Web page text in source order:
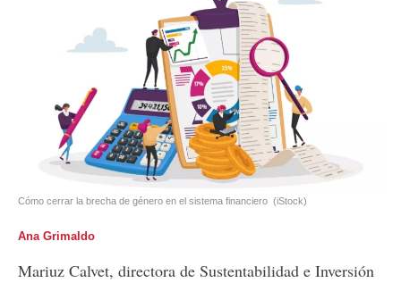
Cómo cerrar la brecha de género en el sistema financiero (iStock)
Ana Grimaldo
Mariuz Calvet, directora de Sustentabilidad e Inversión